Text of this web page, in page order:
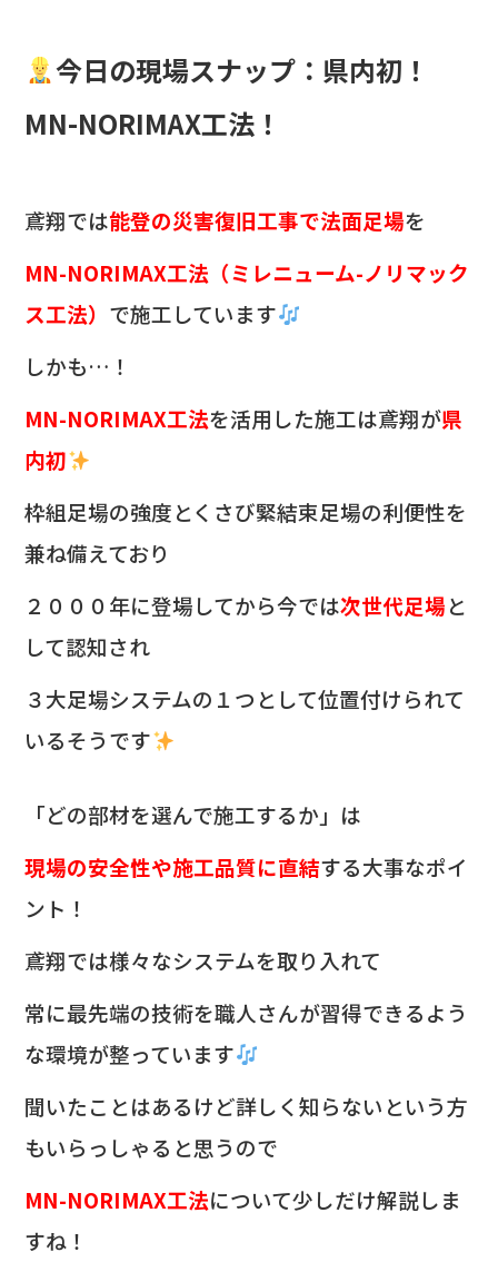
k
今日の現場スナップ：県内初！
MN-NORIMAX工法！
鳶翔では能登の災害復旧工事で法面足場を
MN-NORIMAX工法（ミレニューム-ノリマック
ス工法） で施工しています
しかも…！
MN-NORIMAX工法を活用した施工は鳶翔が県
内初
枠組足場の強度とくさび緊結束足場の利便性を
兼ね備えており
２０００年に登場してから今では次世代足場と
して認知され
３大足場システムの１つとして位置付けられて
いるそうです
「どの部材を選んで施工するか」は
現場の安全性や施工品質に直結する大事なポイ
ント！
鳶翔では様々なシステムを取り入れて
常に最先端の技術を職人さんが習得できるよう
な環境が整っています
聞いたことはあるけど詳しく知らないという方
もいらっしゃると思うので
MN-NORIMAX工法について少しだけ解説しま
すね！